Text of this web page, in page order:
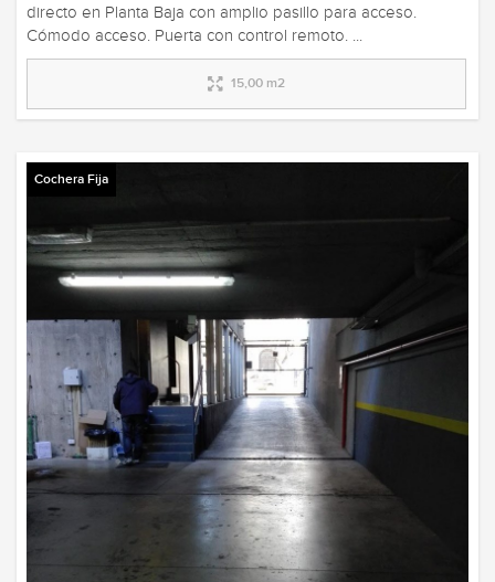
directo en Planta Baja con amplio pasillo para acceso.
Cómodo acceso. Puerta con control remoto. ...
15,00 m2
Cochera Fija